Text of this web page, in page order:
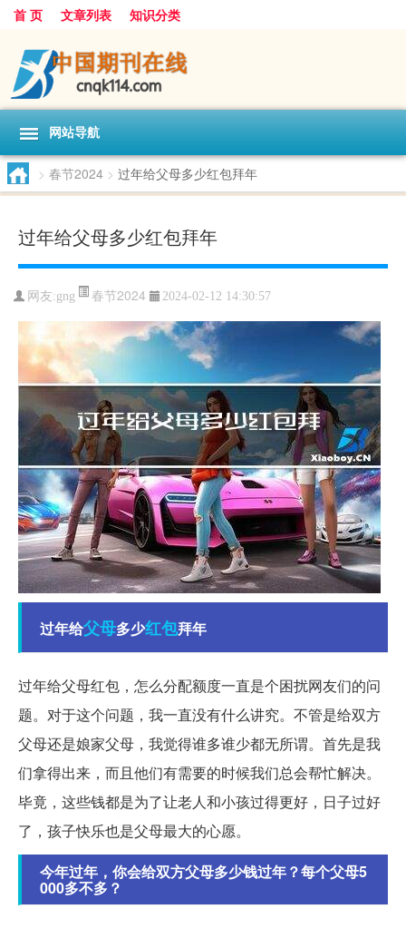
首 页 文章列表 知识分类
网站导航
> 春节2024 > 过年给父母多少红包拜年
过年给父母多少红包拜年
网友:gng 春节2024 2024-02-12 14:30:57
过年给父母多少红包拜年
过年给父母红包，怎么分配额度一直是个困扰网友们的问
题。对于这个问题，我一直没有什么讲究。不管是给双方
父母还是娘家父母，我觉得谁多谁少都无所谓。首先是我
们拿得出来，而且他们有需要的时候我们总会帮忙解决。
毕竟，这些钱都是为了让老人和小孩过得更好，日子过好
了，孩子快乐也是父母最大的心愿。
今年过年，你会给双方父母多少钱过年？每个父母5
000多不多？